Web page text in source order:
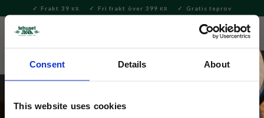
Consent Details About
This website uses cookies
Meny
Frakt 39 KR Fri frakt över 399 KR Gratis teprov